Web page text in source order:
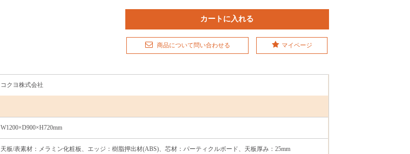
商品について問い合わせる マイページ
コクヨ株式会社
W1200×D900×H720mm
天板/表素材：メラミン化粧板、エッジ：樹脂押出材(ABS)、芯材：パーティクルボード、天板厚み：25mm